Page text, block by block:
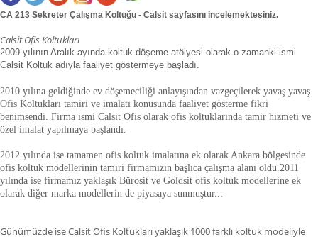
CA 213 Sekreter Çalışma Koltuğu - Calsit sayfasını incelemektesiniz.
Calsit Ofis Koltukları
2009 yılının Aralık ayında koltuk döşeme atölyesi olarak o zamanki ismi
Calsit Koltuk adıyla faaliyet göstermeye başladı.
2010 yılına geldiğinde ev döşemeciliği anlayışından vazgeçilerek yavaş yavaş
Ofis Koltukları tamiri ve imalatı konusunda faaliyet gösterme fikri
benimsendi. Firma ismi Calsit Ofis olarak ofis koltuklarında tamir hizmeti ve
özel imalat yapılmaya başlandı.
2012 yılında ise tamamen ofis koltuk imalatına ek olarak Ankara bölgesinde
ofis koltuk modellerinin tamiri firmamızın başlıca çalışma alanı oldu. 2011
yılında ise firmamız yaklaşık Bürosit ve Goldsit ofis koltuk modellerine ek
olarak diğer marka modellerin de piyasaya sunmuştur.
Günümüzde ise Calsit Ofis Koltukları yaklaşık 1000 farklı koltuk modeliyle